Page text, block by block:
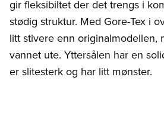
gir fleksibiltet der det trengs i
stødig struktur. Med Gore-Tex i
litt stivere enn originalmodellen,
vannet ute. Yttersålen har en
er slitesterk og har litt mønster.